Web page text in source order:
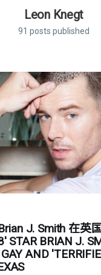
Leon Knegt
91 posts published
J. Smith 在英
STAR BRIAN J.
AND